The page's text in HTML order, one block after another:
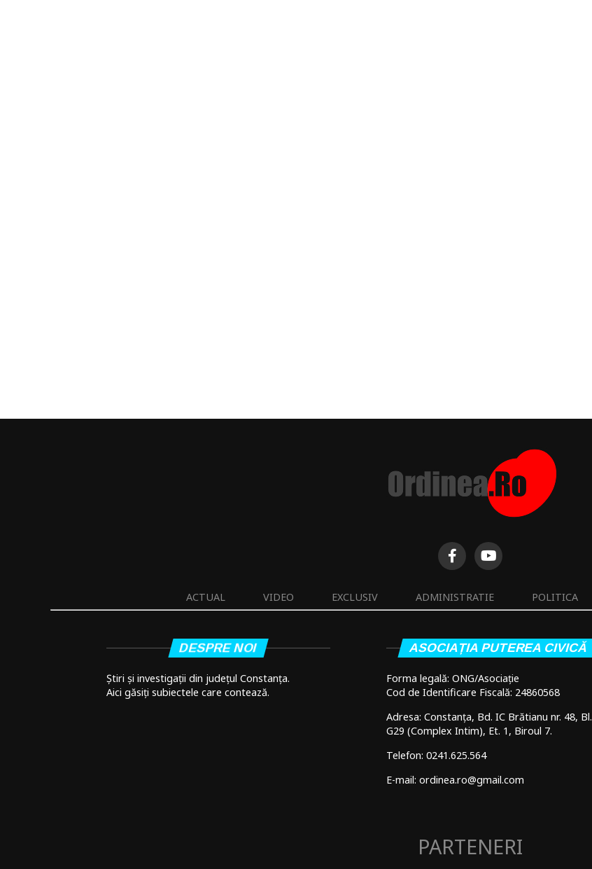
ACTUAL VIDEO EXCLUSIV ADMINISTRATIE POLITICA
DESPRE NOI
Știri și investigații din județul Constanța.
Aici găsiți subiectele care contează.
ASOCIAȚIA PUTEREA CIVICĂ
Forma legală: ONG/Asociație
Cod de Identificare Fiscală: 24860568
Adresa: Constanța, Bd. IC Brătianu nr. 48, Bl.
G29 (Complex Intim), Et. 1, Biroul 7.
Telefon: 0241.625.564
E-mail: ordinea.ro@gmail.com
PARTENERI